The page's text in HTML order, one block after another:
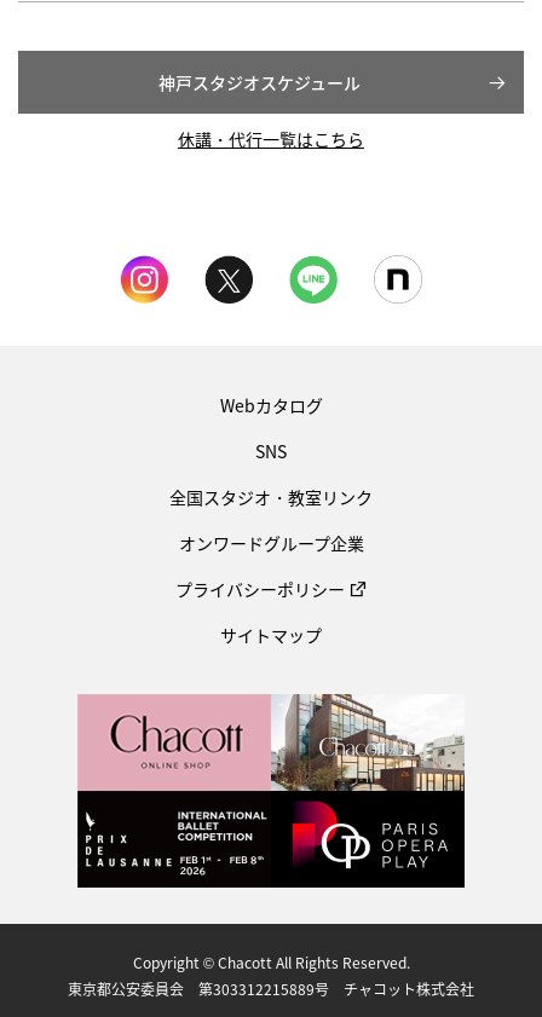
神戸スタジオスケジュール
休講・代行一覧はこちら
Webカタログ
SNS
全国スタジオ・教室リンク
オンワードグループ企業
プライバシーポリシー
サイトマップ
Copyright © Chacott All Rights Reserved.
東京都公安委員会 第303312215889号 チャコット株式会社